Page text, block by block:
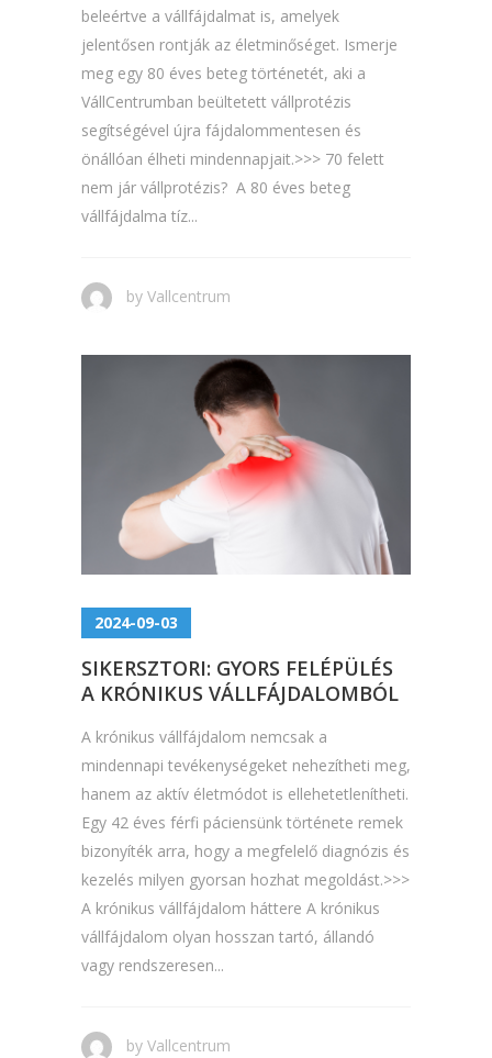
beleértve a vállfájdalmat is, amelyek
jelentősen rontják az életminőséget. Ismerje
meg egy 80 éves beteg történetét, aki a
VállCentrumban beültetett vállprotézis
segítségével újra fájdalommentesen és
önállóan élheti mindennapjait.>>> 70 felett
nem jár vállprotézis? A 80 éves beteg
vállfájdalma tíz...
by Vallcentrum
2024-09-03
SIKERSZTORI: GYORS FELÉPÜLÉS
A KRÓNIKUS VÁLLFÁJDALOMBÓL
A krónikus vállfájdalom nemcsak a
mindennapi tevékenységeket nehezítheti meg,
hanem az aktív életmódot is ellehetetlenítheti.
Egy 42 éves férfi páciensünk története remek
bizonyíték arra, hogy a megfelelő diagnózis és
kezelés milyen gyorsan hozhat megoldást.>>>
A krónikus vállfájdalom háttere A krónikus
vállfájdalom olyan hosszan tartó, állandó
vagy rendszeresen...
by Vallcentrum